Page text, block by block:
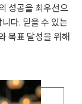
성공을 최우선으
다. 믿을 수 있는
목표 달성을 위해